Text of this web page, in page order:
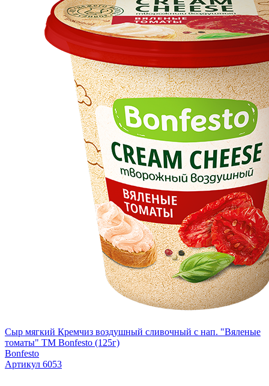
Сыр мягкий Кремчиз воздушный сливочный с нап. "Вяленые
томаты" ТМ Bonfesto (125г)
Bonfesto
Артикул 6053